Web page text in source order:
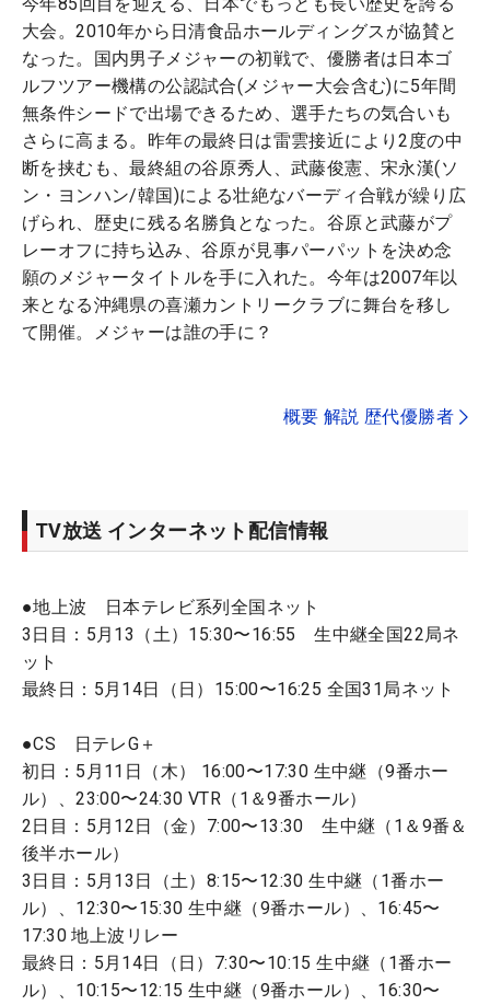
大会。2010年から日清食品ホールディングスが協賛と
なった。国内男子メジャーの初戦で、優勝者は日本ゴ
ルフツアー機構の公認試合(メジャー大会含む)に5年間
無条件シードで出場できるため、選手たちの気合いも
さらに高まる。昨年の最終日は雷雲接近により2度の中
断を挟むも、最終組の谷原秀人、武藤俊憲、宋永漢(ソ
ン・ヨンハン/韓国)による壮絶なバーディ合戦が繰り広
げられ、歴史に残る名勝負となった。谷原と武藤がプ
レーオフに持ち込み、谷原が見事パーパットを決め念
願のメジャータイトルを手に入れた。今年は2007年以
来となる沖縄県の喜瀬カントリークラブに舞台を移し
て開催。メジャーは誰の手に？
概要 解説 歴代優勝者
TV放送 インターネット配信情報
●地上波 日本テレビ系列全国ネット
3日目：5月13（土）15:30〜16:55 生中継全国22局ネ
ット
最終日：5月14日（日）15:00〜16:25 全国31局ネット
●CS 日テレG＋
初日：5月11日（木） 16:00〜17:30 生中継（9番ホー
ル）、23:00〜24:30 VTR（1＆9番ホール）
2日目：5月12日（金）7:00〜13:30 生中継（1＆9番＆
後半ホール）
3日目：5月13日（土）8:15〜12:30 生中継（1番ホー
ル）、12:30〜15:30 生中継（9番ホール）、16:45〜
17:30 地上波リレー
最終日：5月14日（日）7:30〜10:15 生中継（1番ホー
ル）、10:15〜12:15 生中継（9番ホール）、16:30〜